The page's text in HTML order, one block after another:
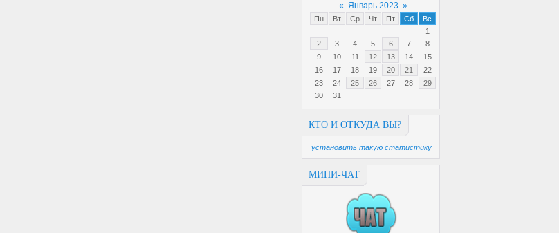
« Январь 2023 »
Пн Вт Ср Чт Пт Сб
Вс
1
2
3 4 5 6 7
8
9
10 11 12 13 14
15
16
17 18 19 20 21
22
23
24 25 26 27 28
29
30
31
КТО И ОТКУДА ВЫ?
установить такую статистику
МИНИ-ЧАТ